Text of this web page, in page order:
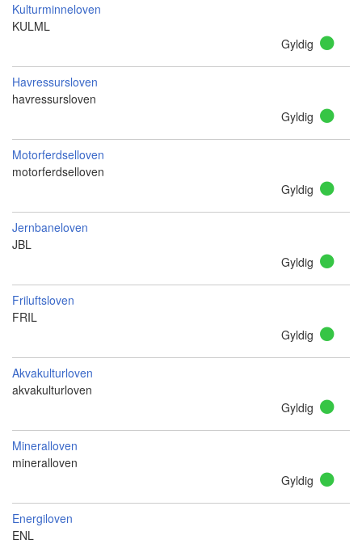
Kulturminneloven
KULML
Gyldig
Havressursloven
havressursloven
Gyldig
Motorferdselloven
motorferdselloven
Gyldig
Jernbaneloven
JBL
Gyldig
Friluftsloven
FRIL
Gyldig
Akvakulturloven
akvakulturloven
Gyldig
Mineralloven
mineralloven
Gyldig
Energiloven
ENL